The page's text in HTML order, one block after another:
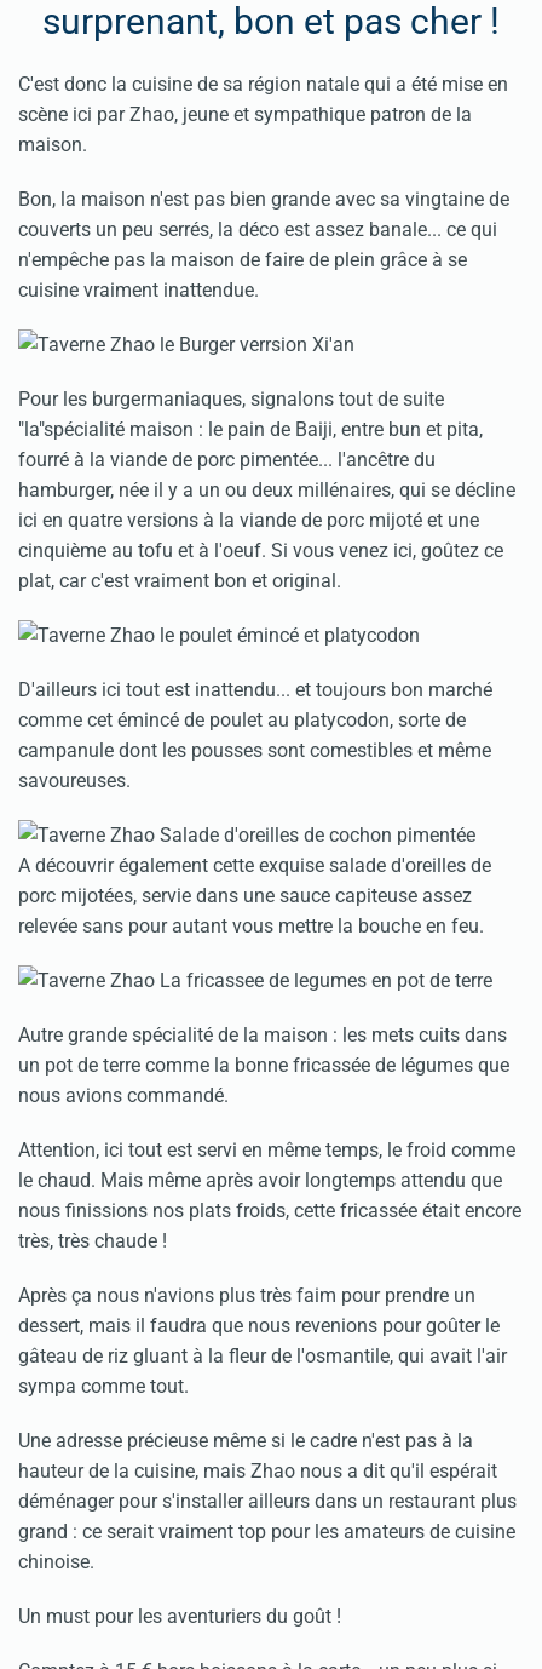
surprenant, bon et pas cher !
C'est donc la cuisine de sa région natale qui a été mise en
scène ici par Zhao, jeune et sympathique patron de la
maison.
Bon, la maison n'est pas bien grande avec sa vingtaine de
couverts un peu serrés, la déco est assez banale... ce qui
n'empêche pas la maison de faire de plein grâce à se
cuisine vraiment inattendue.
Pour les burgermaniaques, signalons tout de suite
"la"spécialité maison : le pain de Baiji, entre bun et pita,
fourré à la viande de porc pimentée... l'ancêtre du
hamburger, née il y a un ou deux millénaires, qui se décline
ici en quatre versions à la viande de porc mijoté et une
cinquième au tofu et à l'oeuf. Si vous venez ici, goûtez ce
plat, car c'est vraiment bon et original.
D'ailleurs ici tout est inattendu... et toujours bon marché
comme cet émincé de poulet au platycodon, sorte de
campanule dont les pousses sont comestibles et même
savoureuses.
A découvrir également cette exquise salade d'oreilles de
porc mijotées, servie dans une sauce capiteuse assez
relevée sans pour autant vous mettre la bouche en feu.
Autre grande spécialité de la maison : les mets cuits dans
un pot de terre comme la bonne fricassée de légumes que
nous avions commandé.
Attention, ici tout est servi en même temps, le froid comme
le chaud. Mais même après avoir longtemps attendu que
nous finissions nos plats froids, cette fricassée était encore
très, très chaude !
Après ça nous n'avions plus très faim pour prendre un
dessert, mais il faudra que nous revenions pour goûter le
gâteau de riz gluant à la fleur de l'osmantile, qui avait l'air
sympa comme tout.
Une adresse précieuse même si le cadre n'est pas à la
hauteur de la cuisine, mais Zhao nous a dit qu'il espérait
déménager pour s'installer ailleurs dans un restaurant plus
grand : ce serait vraiment top pour les amateurs de cuisine
chinoise.
Un must pour les aventuriers du goût !